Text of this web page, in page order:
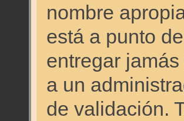
nombre
está a punto
entregar
a un
de validación.